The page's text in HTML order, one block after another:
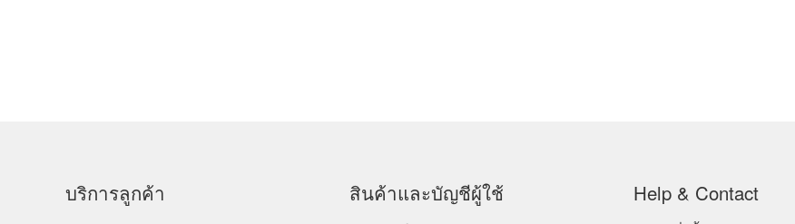
บริการลูกค้า สินค้าและบัญชีผู้ใช้ Help & Contact